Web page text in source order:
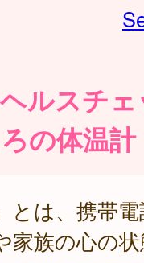
ルスチ
の体温計
とは、携帯
家族の心の